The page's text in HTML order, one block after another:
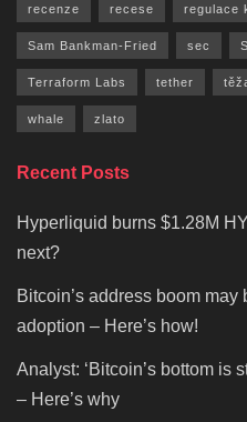
recenze recese regulace
Sam Bankman-Fried sec
Terraform Labs tether
whale zlato
Recent Posts
Hyperliquid burns $1.28M
next?
Bitcoin’s address boom
adoption – Here’s how!
Analyst: ‘Bitcoin’s bottom is
– Here’s why